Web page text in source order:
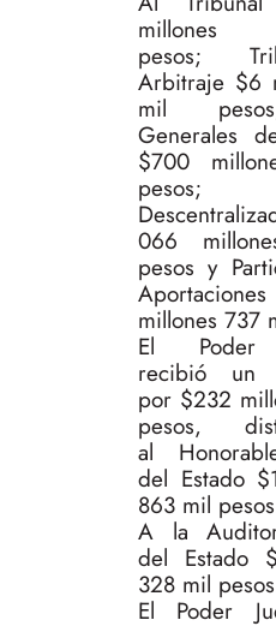
pesos;
Arbitraje $6
mil
Generales
$700
pesos;
066
pesos y
millones 737
El Poder
recibió un
por $232
pesos,
al
del Estado
863 mil
A la
del Estado
328 mil
El Poder